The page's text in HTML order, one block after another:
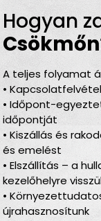
Hogyan
Csökmőn
A teljes folyamat
•
• Időpont-
időpontját
• Kiszállás és
és emelést
• Elszállítás – a
kezelőhelyre
•
újrahasznosítunk